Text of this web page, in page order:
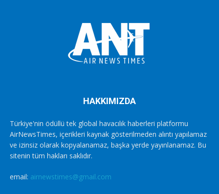
HAKKIMIZDA
Türkiye'nin ödüllü tek global havacılık haberleri platformu
AirNewsTimes, içerikleri kaynak gösterilmeden alıntı yapılamaz
ve izinsiz olarak kopyalanamaz, başka yerde yayınlanamaz. Bu
sitenin tüm hakları saklıdır.
email: airnewstimes@gmail.com